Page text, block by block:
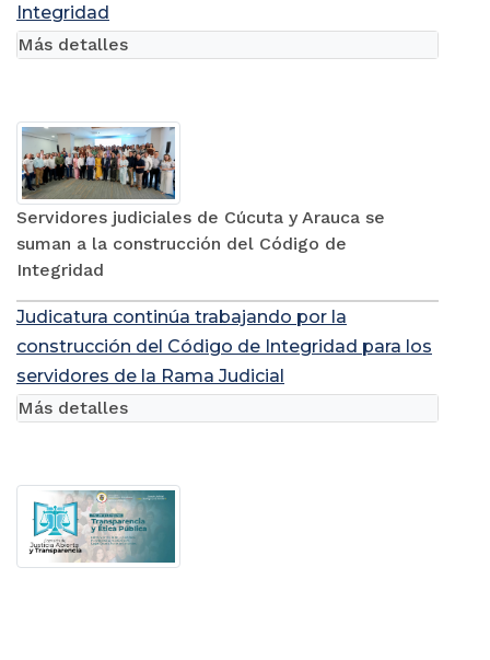
Integridad
Servidores judiciales de Cúcuta y Arauca se
suman a la construcción del Código de
Integridad
Más detalles
Judicatura continúa trabajando por la
construcción del Código de Integridad para los
servidores de la Rama Judicial
Más detalles